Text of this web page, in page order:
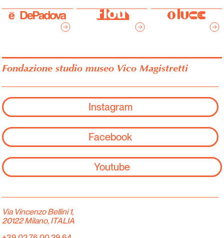
Fondazione studio museo Vico Magistretti
Instagram
Facebook
Youtube
Via Vincenzo Bellini 1,
20122 Milano, ITALIA